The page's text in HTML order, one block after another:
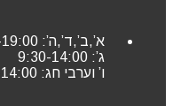
א’,ב’,ד’,ה’: 9:30-19:00
ג’: 9:30-14:00
ו’ וערבי חג: 9:00-14:00